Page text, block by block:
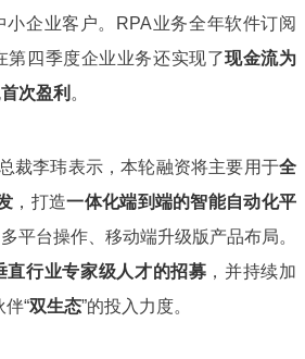
企业客户。RPA业务全年软件订阅
第四季度企业业务还实现了现金流为
首次盈利 。
裁李玮表示，本轮融资将主要用于全
， 打造一体化端到端的智能自动化平
平台操作、移动端升级版产品布局。
直行业专家级人才的招募 ，并持续加
伴“双生态”的投入力度。